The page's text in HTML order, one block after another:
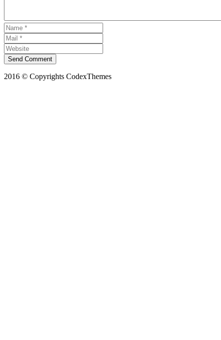
Send Comment
2016 © Copyrights CodexThemes